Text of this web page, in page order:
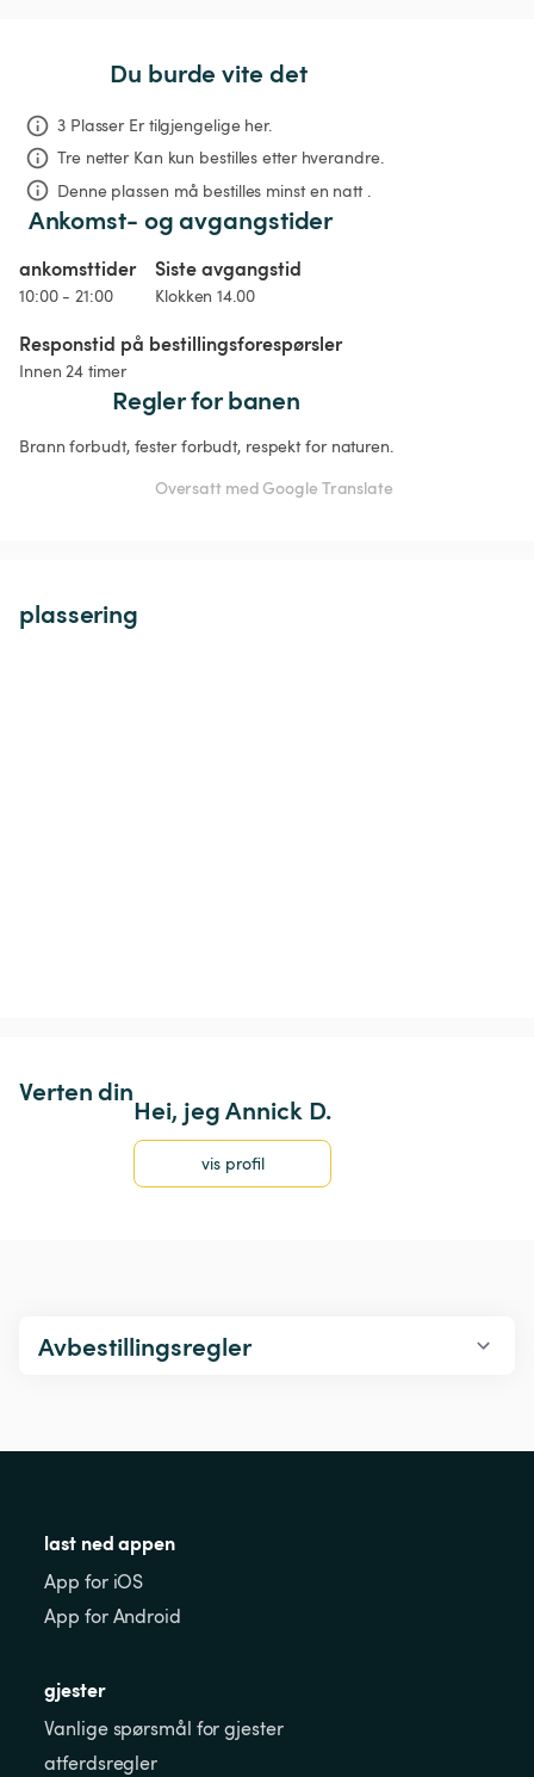
Du burde vite det
3 Plasser Er tilgjengelige her.
Tre netter Kan kun bestilles etter hverandre.
Denne plassen må bestilles minst en natt .
Ankomst- og avgangstider
ankomsttider
10:00 - 21:00
Siste avgangstid
Klokken 14.00
Responstid på bestillingsforespørsler
Innen 24 timer
Regler for banen
Brann forbudt, fester forbudt, respekt for naturen.
Oversatt med Google Translate
plassering
Verten din
Hei, jeg Annick D.
vis profil
Avbestillingsregler
last ned appen
App for iOS
App for Android
gjester
Vanlige spørsmål for gjester
atferdsregler